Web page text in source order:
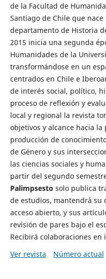
de la Facultad de
Santiago de Chile que
departamento de Historia
2015 inicia una segunda
Humanidades de la
transformándose en un
centrados en Chile e
de interés social, político,
proceso de reflexión y
local y regional la revista
objetivos y alcance hacia
producción de
de Género y sus
las ciencias sociales y
partir del segundo
Palimpsesto solo publica
de estudios, mantendrá su
acceso abierto, y sus
revisión de pares bajo el
Recibirá colaboraciones
Ver revista
Número actual